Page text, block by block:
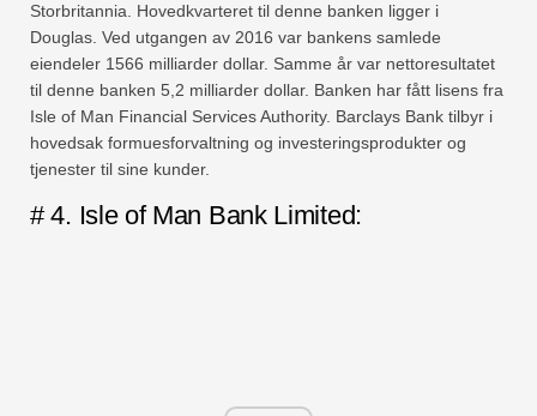
Storbritannia. Hovedkvarteret til denne banken ligger i
Douglas. Ved utgangen av 2016 var bankens samlede
eiendeler 1566 milliarder dollar. Samme år var nettoresultatet
til denne banken 5,2 milliarder dollar. Banken har fått lisens fra
Isle of Man Financial Services Authority. Barclays Bank tilbyr i
hovedsak formuesforvaltning og investeringsprodukter og
tjenester til sine kunder.
# 4. Isle of Man Bank Limited: